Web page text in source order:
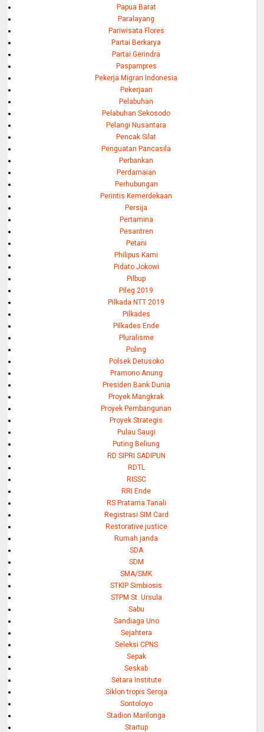
Papua Barat
Paralayang
Pariwisata Flores
Partai Berkarya
Partai Gerindra
Paspampres
Pekerja Migran Indonesia
Pekerjaan
Pelabuhan
Pelabuhan Sekosodo
Pelangi Nusantara
Pencak Silat
Penguatan Pancasila
Perbankan
Perdamaian
Perhubungan
Perintis Kemerdekaan
Persija
Pertamina
Pesantren
Petani
Philipus Kami
Pidato Jokowi
Pilbup
Pileg 2019
Pilkada NTT 2019
Pilkades
Pilkades Ende
Pluralisme
Poling
Polsek Detusoko
Pramono Anung
Presiden Bank Dunia
Proyek Mangkrak
Proyek Pembangunan
Proyek Strategis
Pulau Saugi
Puting Beliung
RD SIPRI SADIPUN
RDTL
RISSC
RRI Ende
RS Pratama Tanali
Registrasi SIM Card
Restorative justice
Rumah janda
SDA
SDM
SMA/SMK
STKIP Simbiosis
STPM St. Ursula
Sabu
Sandiaga Uno
Sejahtera
Seleksi CPNS
Sepak
Seskab
Setara Institute
Siklon tropis Seroja
Sontoloyo
Stadion Marilonga
Startup